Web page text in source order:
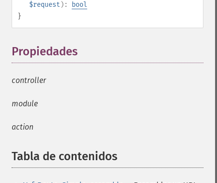
$request ):
bool
}
Propiedades
controller
module
action
Tabla de contenidos